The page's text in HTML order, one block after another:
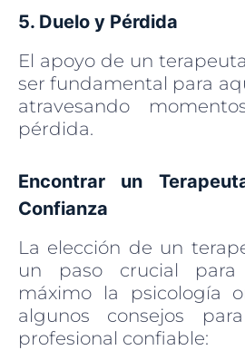
5. Duelo y Pérdida
El apoyo de un
ser fundamental para
atravesando
pérdida.
Encontrar un
Confianza
La elección de un
un paso crucial para
máximo la psicología
algunos consejos
profesional confiable: